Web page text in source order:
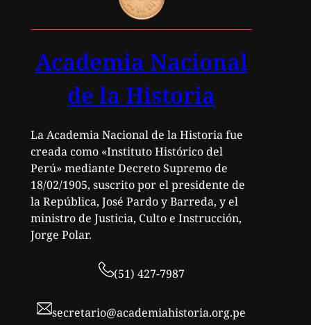
Academia Nacional
de la Historia
La Academia Nacional de la Historia fue
creada como «Instituto Histórico del
Perú» mediante Decreto Supremo de
18/02/1905, suscrito por el presidente de
la República, José Pardo y Barreda, y el
ministro de Justicia, Culto e Instrucción,
Jorge Polar.
(51) 427-7987
secretario@academiahistoria.org.pe